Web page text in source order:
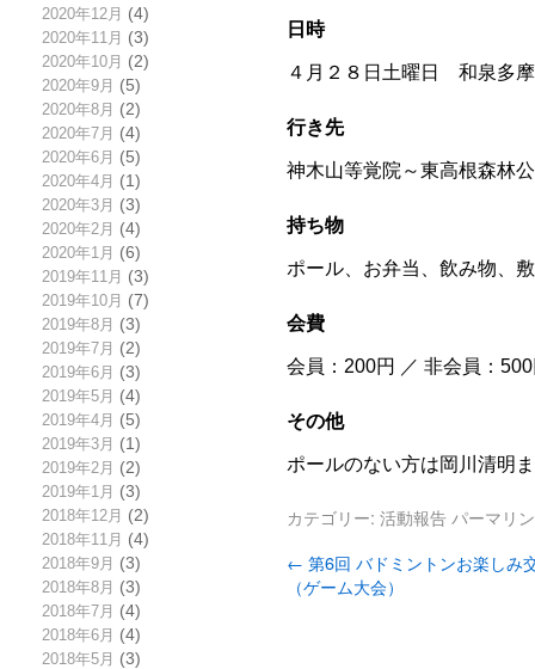
2020年12月 (4)
2020年11月 (3)
2020年10月 (2)
2020年9月 (5)
2020年8月 (2)
2020年7月 (4)
2020年6月 (5)
2020年4月 (1)
2020年3月 (3)
2020年2月 (4)
2020年1月 (6)
2019年11月 (3)
2019年10月 (7)
2019年8月 (3)
2019年7月 (2)
2019年6月 (3)
2019年5月 (4)
2019年4月 (5)
2019年3月 (1)
2019年2月 (2)
2019年1月 (3)
2018年12月 (2)
2018年11月 (4)
2018年9月 (3)
2018年8月 (3)
2018年7月 (4)
2018年6月 (4)
2018年5月 (3)
日時
４月２８日土曜日 和泉多
行き先
神木山等覚院～東高根森林
持ち物
ポール、お弁当、飲み物
会費
会員：200円 ／ 非会員：
その他
ポールのない方は岡川清明
カテゴリー: 活動報告 パーマリ
← 第6回 バドミントンお楽しみ
（ゲーム大会）